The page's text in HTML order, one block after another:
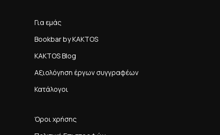
Για εμάς
Bookbar by KAKTOS
KAKTOS Blog
Αξιολόγηση έργων συγγραφέων
Κατάλογοι
Όροι χρήσης